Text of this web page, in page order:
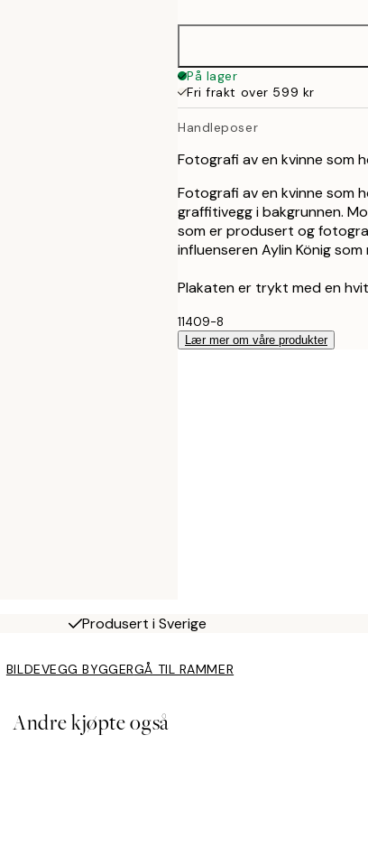
På lager
Fri frakt over 599 kr
Handleposer
Fotografi av en kvinne som
Fotografi av en kvinne som
graffitivegg i bakgrunnen.
som er produsert og
influenseren Aylin König som
Plakaten er trykt med en
11409-8
Lær mer om våre produkter
Produsert i Sverige
BILDEVEGG BYGGERGÅ TIL RAMMER
Andre kjøpte også